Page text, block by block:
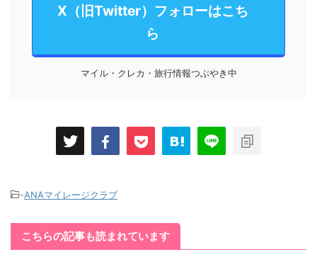
X（旧Twitter）フォローはこち
ら
マイル・クレカ・旅行情報つぶやき中
-ANAマイレージクラブ
こちらの記事も読まれています